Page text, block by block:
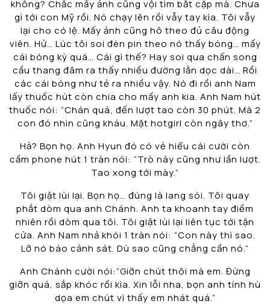
không? Chắc mấy ảnh cũng vội tìm bắt cặp mà. Chưa
gì tới con Mỹ rồi. Nó chạy lên rồi vẫy tay kìa. Tôi vẫy
lại cho có lệ. Mấy ảnh cũng hô theo đủ câu động
viên. Hử… Lúc tôi soi đèn pin theo nó thấy bóng… mấy
cái bóng kỳ quá… Cái gì thế? Hay soi qua chấn song
cầu thang đâm ra thấy nhiều đường lằn dọc dài… Rồi
các cái bóng như tẻ ra nhiều vậy. Nó đi rồi anh Nam
lấy thuốc hút còn chia cho mấy anh kia. Anh Nam hút
thuốc nói: “Chán quá, đến lượt tao còn 30 phút. Mà 2
con đó nhìn cũng kháu. Mặt hotgirl còn ngây thơ.”
Hả? Bọn họ. Anh Hyun đó có vẻ hiểu cái cười còn
cầm phone hút 1 tràn nói: “Trò này cũng như lần lượt.
Tao xong tới mày.”
Tôi giật lùi lại. Bọn họ… đúng là lang sói. Tôi quay
phắt dòm qua anh Chánh. Anh ta khoanh tay điềm
nhiên rồi dòm qua tôi. Tôi giật lùi lại liên tục tới tận
cửa. Anh Nam nhả khói 1 tràn nói: “Con này thì sao.
Lỡ nó báo cảnh sát. Dù sao cũng chẳng cần nó.”
Anh Chánh cười nói:”Giỡn chút thôi mà em. Đừng
giỡn quá, sắp khóc rồi kìa. Xin lỗi nha, bọn anh tính hù
dọa em chút vì thấy em nhát quá.”